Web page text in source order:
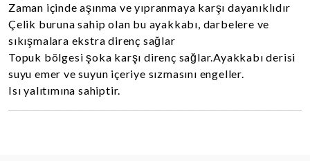
Zaman içinde aşınma ve yıpranmaya karşı dayanıklıdır
Çelik buruna sahip olan bu ayakkabı, darbelere ve
sıkışmalara ekstra direnç sağlar
Topuk bölgesi şoka karşı direnç sağlar.Ayakkabı derisi
suyu emer ve suyun içeriye sızmasını engeller.
Isı yalıtımına sahiptir.